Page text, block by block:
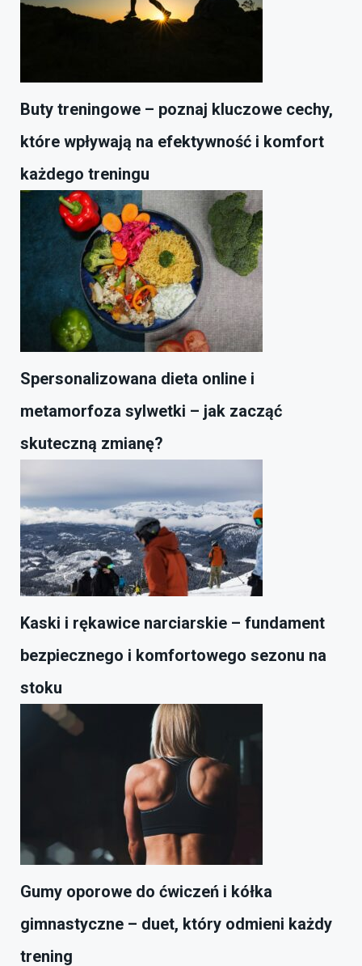
Buty treningowe – poznaj kluczowe cechy,
które wpływają na efektywność i komfort
każdego treningu
Spersonalizowana dieta online i
metamorfoza sylwetki – jak zacząć
skuteczną zmianę?
Kaski i rękawice narciarskie – fundament
bezpiecznego i komfortowego sezonu na
stoku
Gumy oporowe do ćwiczeń i kółka
gimnastyczne – duet, który odmieni każdy
trening